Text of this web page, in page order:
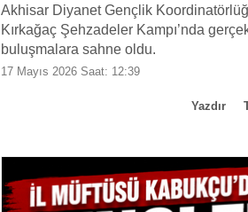
Akhisar Diyanet Gençlik
Kırkağaç Şehzadeler Kampı’nda
buluşmalara sahne oldu.
17 Mayıs 2026 Saat: 12:39
Yazdır